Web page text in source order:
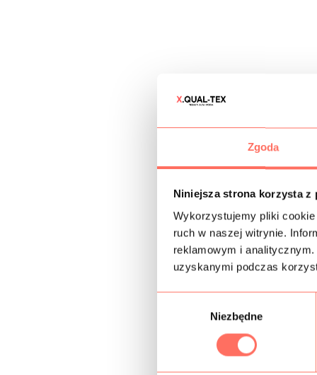
Zgoda
Niniejsza strona korzysta z
Wykorzystujemy pliki
ruch w naszej witrynie.
reklamowym i
uzyskanymi podczas
Niezbędne